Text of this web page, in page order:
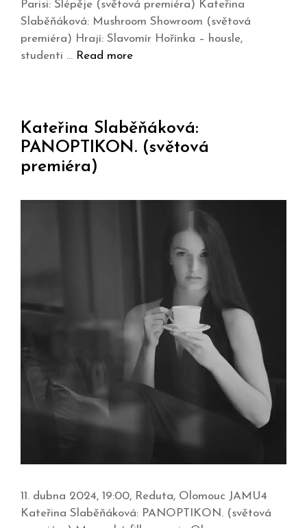
Parisi: Šlépěje (světová premiéra) Kateřina
Slaběňáková: Mushroom Showroom (světová
premiéra) Hrají: Slavomír Hořínka – housle,
studenti … Read more
Kateřina Slaběňáková:
PANOPTIKON. (světová
premiéra)
11. dubna 2024, 19:00, Reduta, Olomouc JAMU4
Kateřina Slaběňáková: PANOPTIKON. (světová